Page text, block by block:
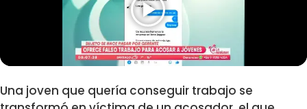
Una joven que quería conseguir trabajo se